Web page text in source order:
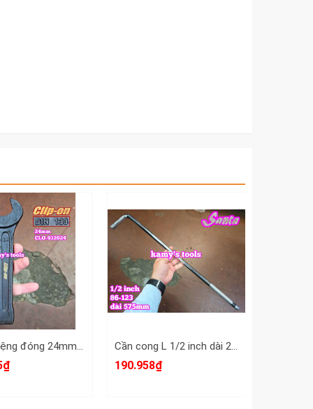
Cờ lê miệng đóng 24mm DIN133 Clip-On CLO-932024 Cần cong L 1/2 inch dài 23 inch 575mm Santa 86-123
190.958₫